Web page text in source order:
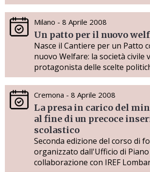
Milano - 8 Aprile 2008
Un patto per il nuovo
Nasce il Cantiere per un Patto
nuovo Welfare: la società civile
protagonista delle scelte
Cremona - 8 Aprile 2008
La presa in carico del
al fine di un precoce
scolastico
Seconda edizione del corso di
organizzato dall'Ufficio di
collaborazione con IREF